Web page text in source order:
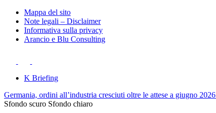
Mappa del sito
Note legali – Disclaimer
Informativa sulla privacy
Arancio e Blu Consulting
K Briefing
Germania, ordini all’industria cresciuti oltre le attese a giugno 2026
Sfondo scuro Sfondo chiaro